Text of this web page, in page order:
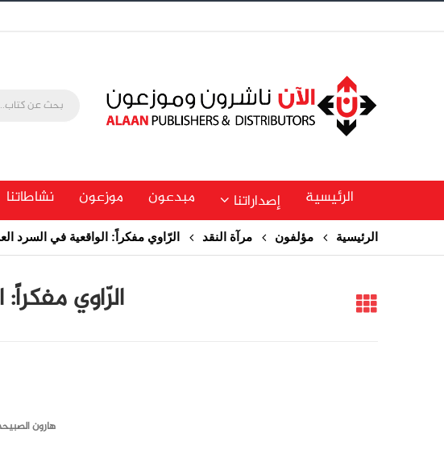
الرئيسية إصداراتنا مبدعون موزعون نشاطاتنا
الرئيسية مؤلفون مرآة النقد الرّاوي مفكراً: الواقعية في السرد
الرّاوي
هارون